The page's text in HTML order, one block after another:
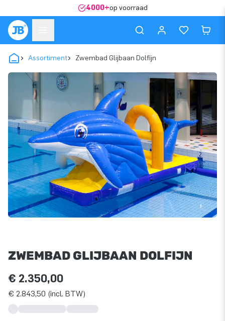
4000+op voorraad
Assortiment Zwembad Glijbaan Dolfijn
ZWEMBAD GLIJBAAN DOLFIJN
€ 2.350,00
€ 2.843,50 (incl. BTW)